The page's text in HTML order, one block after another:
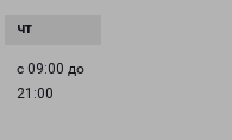
с 09:00 до
21:00